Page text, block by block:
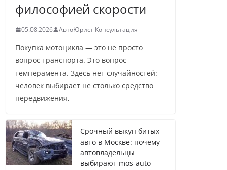
философией скорости
05.08.2026 АвтоЮрист Консультация
Покупка мотоцикла — это не просто
вопрос транспорта. Это вопрос
темперамента. Здесь нет случайностей:
человек выбирает не столько средство
передвижения,
Срочный выкуп битых
авто в Москве: почему
автовладельцы
выбирают mos-auto